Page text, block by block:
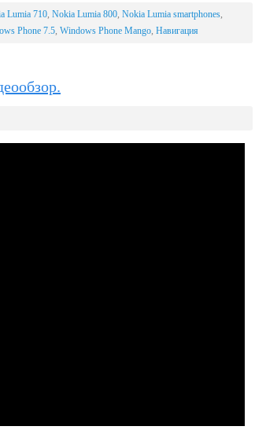
Lumia 710, Nokia Lumia 800, Nokia Lumia smartphones,
Phone 7.5, Windows Phone Mango, Навигация